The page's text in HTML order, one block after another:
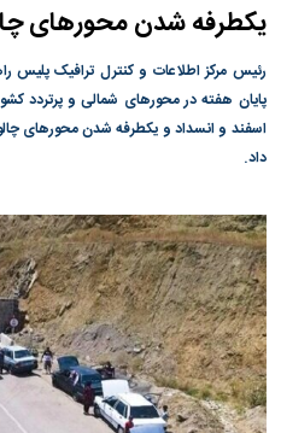
یکطرفه شدن محورهای
رئیس مرکز اطلاعات و کنترل ترافیک پلیس
اسفند و انسداد و یکطرفه شدن محورهای
داد.